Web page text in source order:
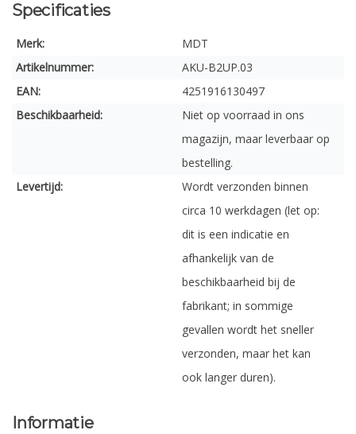
Specificaties
Merk:
MDT
Artikelnummer:
AKU-B2UP.03
EAN:
4251916130497
Beschikbaarheid:
Niet op voorraad in ons
magazijn, maar leverbaar op
bestelling.
Levertijd:
Wordt verzonden binnen
circa 10 werkdagen (let op:
dit is een indicatie en
afhankelijk van de
beschikbaarheid bij de
fabrikant; in sommige
gevallen wordt het sneller
verzonden, maar het kan
ook langer duren).
Informatie